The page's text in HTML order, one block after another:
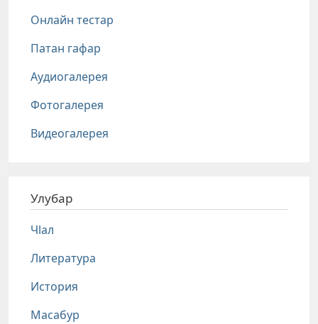
Онлайн тестар
Патан гафар
Аудиогалерея
Фотогалерея
Видеогалерея
Улубар
Чlал
Литература
История
Масабур